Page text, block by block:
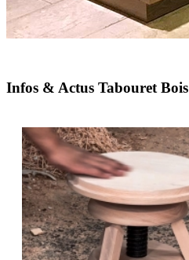
Infos & Actus Tabouret Bois